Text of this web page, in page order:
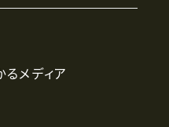
メディア